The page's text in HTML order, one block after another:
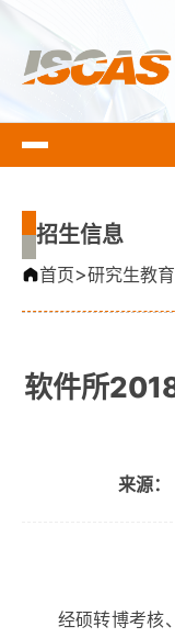
招生信息
首页>研究生教育
软件所
来源：
经硕转博考核